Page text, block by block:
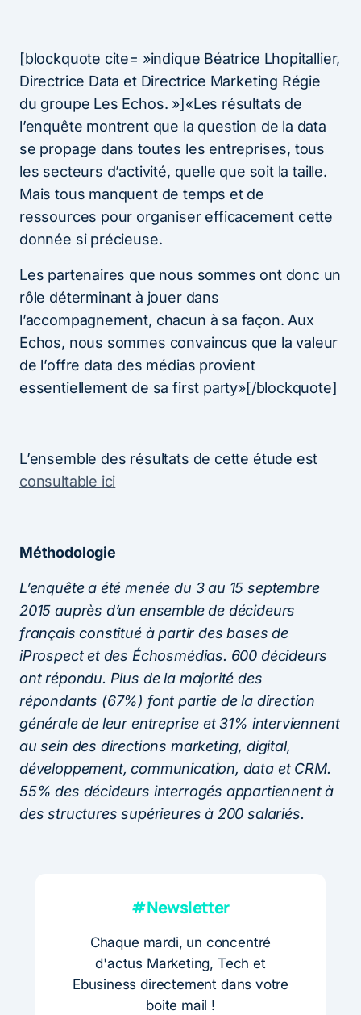
[blockquote cite= »indique Béatrice Lhopitallier,
Directrice Data et Directrice Marketing Régie
du groupe Les Echos. »]«Les résultats de
l’enquête montrent que la question de la data
se propage dans toutes les entreprises, tous
les secteurs d’activité, quelle que soit la taille.
Mais tous manquent de temps et de
ressources pour organiser efficacement cette
donnée si précieuse.
Les partenaires que nous sommes ont donc un
rôle déterminant à jouer dans
l’accompagnement, chacun à sa façon. Aux
Echos, nous sommes convaincus que la valeur
de l’offre data des médias provient
essentiellement de sa first party»[/blockquote]
L’ensemble des résultats de cette étude est
consultable ici
Méthodologie
L’enquête a été menée du 3 au 15 septembre
2015 auprès d’un ensemble de décideurs
français constitué à partir des bases de
iProspect et des Échosmédias. 600 décideurs
ont répondu. Plus de la majorité des
répondants (67%) font partie de la direction
générale de leur entreprise et 31% interviennent
au sein des directions marketing, digital,
développement, communication, data et CRM.
55% des décideurs interrogés appartiennent à
des structures supérieures à 200 salariés.
#Newsletter
Chaque mardi, un concentré
d'actus Marketing, Tech et
Ebusiness directement dans votre
boite mail !